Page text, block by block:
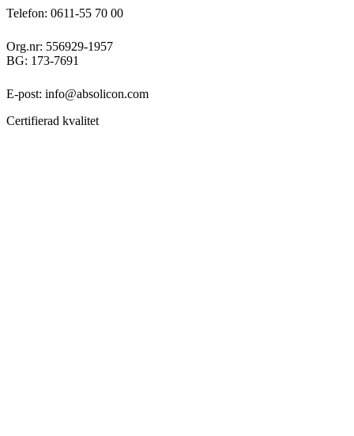
Telefon: 0611-55 70 00
Org.nr: 556929-1957
BG: 173-7691
E-post: info@absolicon.com
Certifierad kvalitet